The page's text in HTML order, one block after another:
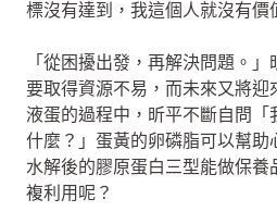
標沒有達到，我這個人就沒有價
「從困擾出發，再解決問題。
要取得資源不易，而未來又將迎
液蛋的過程中，昕平不斷自問
什麼？」蛋黃的卵磷脂可以幫助
水解後的膠原蛋白三型能做保養
複利用呢？